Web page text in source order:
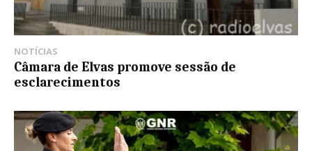
NOTÍCIAS
Câmara de Elvas promove sessão de
esclarecimentos